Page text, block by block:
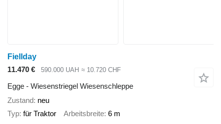
Fiellday
11.470 €
590.000 UAH ≈ 10.720 CHF
Egge - Wiesenstriegel Wiesenschleppe
Zustand neu
Typ für Traktor Arbeitsbreite 6 m